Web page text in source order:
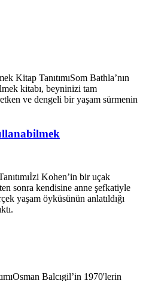
Kitap TanıtımıSom Bathla’nın
kitabı, beyninizi tam
ve dengeli bir yaşam sürmenin
İzi Kohen’in bir uçak
sonra kendisine anne şefkatiyle
yaşam öyküsünün anlatıldığı
Osman Balcıgil’in 1970'lerin